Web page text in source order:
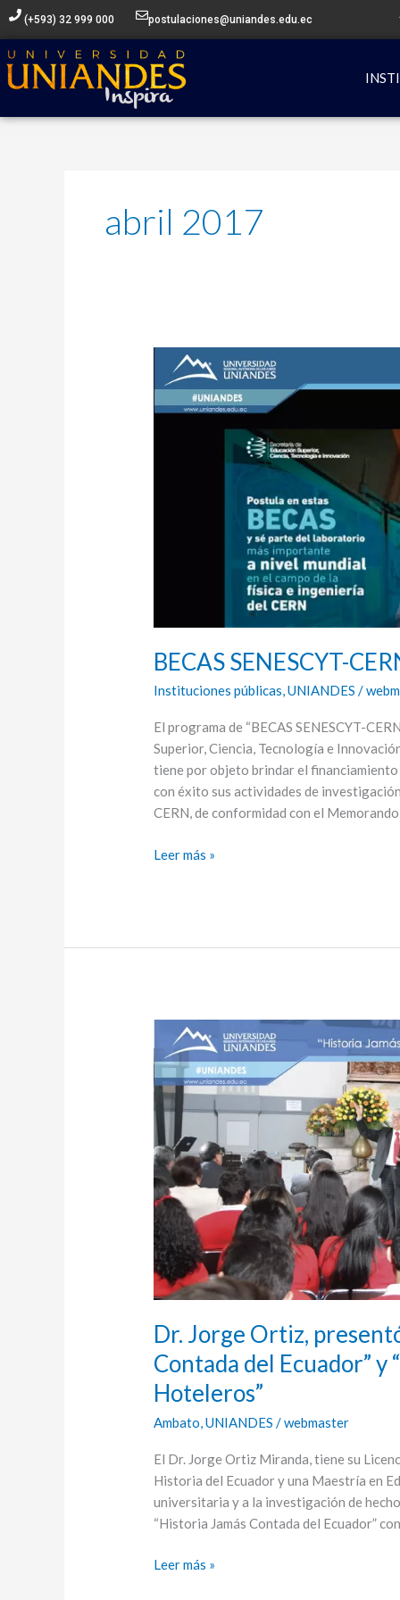
contenido
(+593) 32 999 000 postulaciones@uniandes.edu.ec
abril 2017
BECAS SENESCYT-
Instituciones públicas,UNIANDES /
El programa de “BECAS SENESCYT-
Superior, Ciencia, Tecnología e
tiene por objeto brindar el
con éxito sus actividades de
CERN, de conformidad con el
BECAS
SENESCYT-
CERN/CMS
Leer más »
Dr. Jorge Ortiz,
Contada del Ecuador” y
Hoteleros”
Ambato ,UNIANDES /webmaster
El Dr. Jorge Ortiz Miranda, tiene su
Historia del Ecuador y una Maestría en
universitaria y a la investigación de
“Historia Jamás Contada del Ecuador”
Jorge
Ortiz,
presentó
sus
libros
la
“Historia
Jamás
Contada
del
Ecuador”
y
Turísticos
y
Hoteleros”
Leer más »